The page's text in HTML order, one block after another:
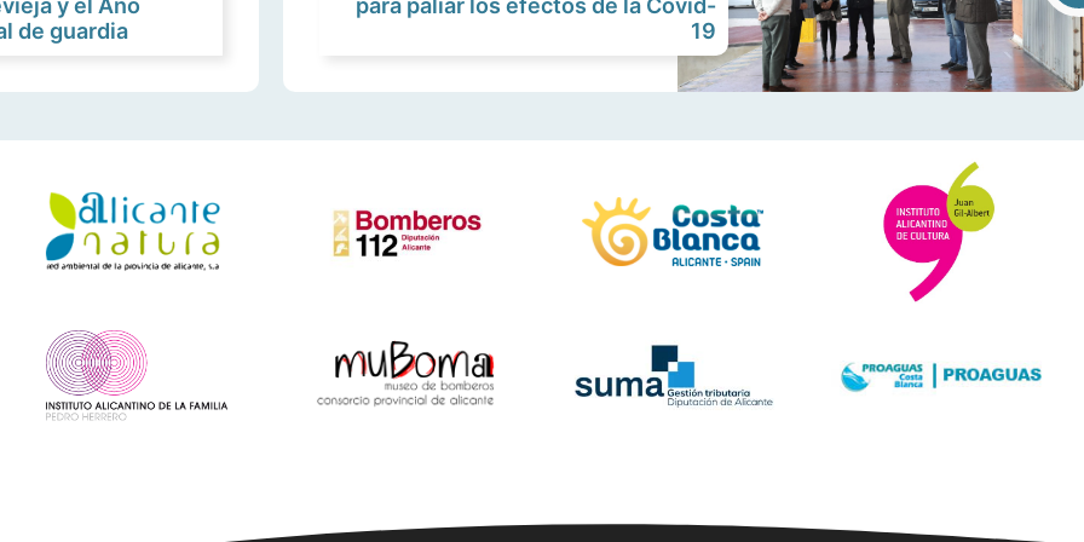
y el Año
de guardia
para paliar los efectos de la Covid-
19